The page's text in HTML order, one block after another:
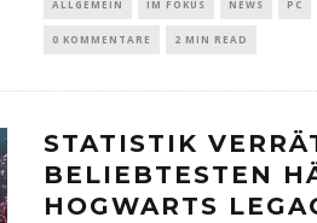
ALLGEMEIN IM FOKUS NEWS PC
0 KOMMENTARE 2 MIN READ
STATISTIK
BELIEBTESTEN
HOGWARTS